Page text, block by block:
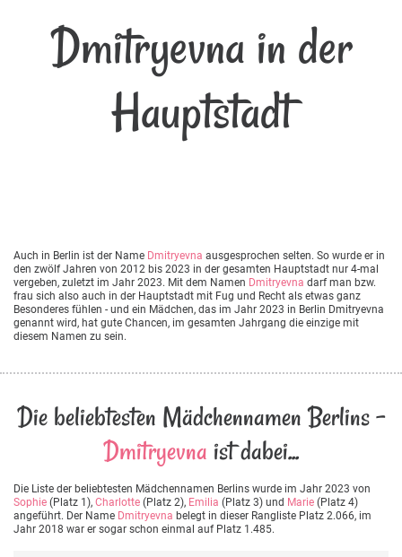
Dmitryevna in der
Hauptstadt
Auch in Berlin ist der Name Dmitryevna ausgesprochen selten. So wurde er in
den zwölf Jahren von 2012 bis 2023 in der gesamten Hauptstadt nur 4-mal
vergeben, zuletzt im Jahr 2023. Mit dem Namen Dmitryevna darf man bzw.
frau sich also auch in der Hauptstadt mit Fug und Recht als etwas ganz
Besonderes fühlen - und ein Mädchen, das im Jahr 2023 in Berlin Dmitryevna
genannt wird, hat gute Chancen, im gesamten Jahrgang die einzige mit
diesem Namen zu sein.
Die beliebtesten Mädchennamen Berlins -
Dmitryevna ist dabei...
Die Liste der beliebtesten Mädchennamen Berlins wurde im Jahr 2023 von
Sophie (Platz 1), Charlotte (Platz 2), Emilia (Platz 3) und Marie (Platz 4)
angeführt. Der Name Dmitryevna belegt in dieser Rangliste Platz 2.066, im
Jahr 2018 war er sogar schon einmal auf Platz 1.485.